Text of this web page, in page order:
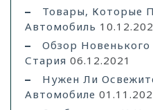
Товары, Которые
Автомобиль
Обзор
Стария 06.12.2021
Нужен Ли
Автомобиле